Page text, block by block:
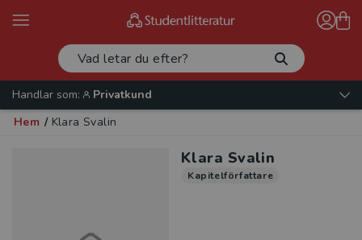
Handlar som:
Privatkund
Hem / Klara Svalin
Klara Svalin
Kapitelförfattare